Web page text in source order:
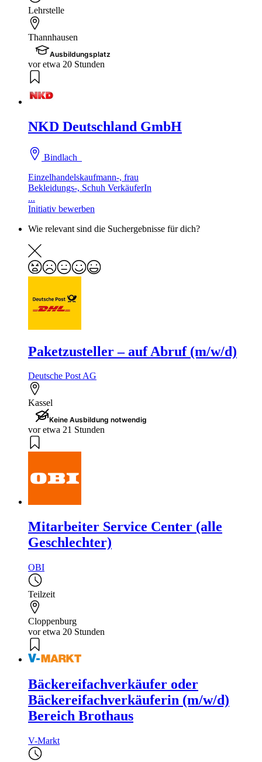
Lehrstelle
Thannhausen
Ausbildungsplatz
vor etwa 20 Stunden
NKD Deutschland GmbH
Bindlach
Einzelhandelskaufmann-, frau
Bekleidungs-, Schuh VerkäuferIn
...
Initiativ bewerben
Wie relevant sind die Suchergebnisse für dich?
Paketzusteller – auf Abruf (m/w/d)
Deutsche Post AG
Kassel
Keine Ausbildung notwendig
vor etwa 21 Stunden
Mitarbeiter Service Center (alle
Geschlechter)
OBI
Teilzeit
Cloppenburg
vor etwa 20 Stunden
Bäckereifachverkäufer oder
Bäckereifachverkäuferin (m/w/d)
Bereich Brothaus
V-Markt